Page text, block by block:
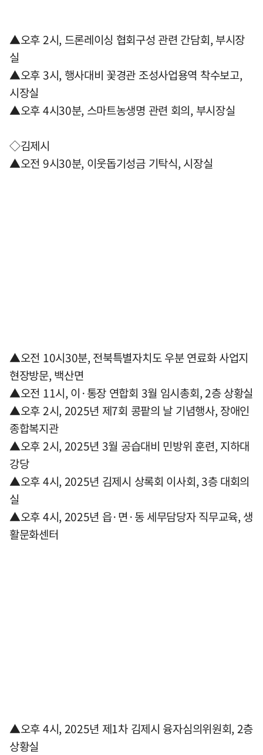
▲오후 2시, 드론레이싱 협회구성 관련 간담회, 부시장
실
▲오후 3시, 행사대비 꽃경관 조성사업용역 착수보고,
시장실
▲오후 4시30분, 스마트농생명 관련 회의, 부시장실
◇김제시
▲오전 9시30분, 이웃돕기성금 기탁식, 시장실
▲오전 10시30분, 전북특별자치도 우분 연료화 사업지
현장방문, 백산면
▲오전 11시, 이·통장 연합회 3월 임시총회, 2층 상황실
▲오후 2시, 2025년 제7회 콩팥의 날 기념행사, 장애인
종합복지관
▲오후 2시, 2025년 3월 공습대비 민방위 훈련, 지하대
강당
▲오후 4시, 2025년 김제시 상록회 이사회, 3층 대회의
실
▲오후 4시, 2025년 읍·면·동 세무담당자 직무교육, 생
활문화센터
▲오후 4시, 2025년 제1차 김제시 융자심의위원회, 2층
상황실